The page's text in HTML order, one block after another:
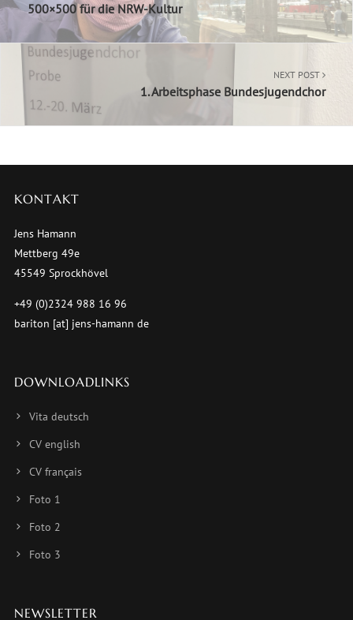
500×500 für die NRW-Kultur
NEXT POST
1. Arbeitsphase Bundesjugendchor
KONTAKT
Jens Hamann
Mettberg 49e
45549 Sprockhövel
+49 (0)2324 988 16 96
bariton [at] jens-hamann de
DOWNLOADLINKS
Vita deutsch
CV english
CV français
Foto 1
Foto 2
Foto 3
NEWSLETTER